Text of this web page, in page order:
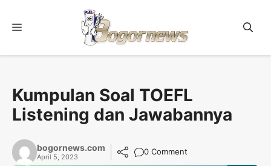
Menu
Kumpulan Soal TOEFL
Listening dan Jawabannya
bogornews.com
April 5, 2023
0 Comment